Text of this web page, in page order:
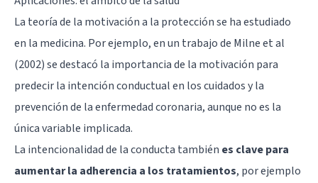
La teoría de la motivación a la protección se ha estudiado
en la medicina. Por ejemplo, en un trabajo de Milne et al
(2002) se destacó la importancia de la motivación para
predecir la intención conductual en los cuidados y la
prevención de la enfermedad coronaria, aunque no es la
única variable implicada.
La intencionalidad de la conducta también es clave para
aumentar la adherencia a los tratamientos, por ejemplo